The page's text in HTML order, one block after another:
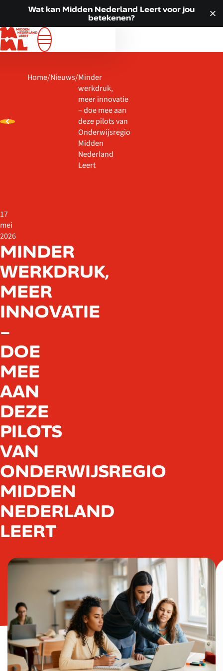
Wat kan Midden Nederland Leert voor jou
betekenen?
Home/Nieuws/Minder
werkdruk,
meer innovatie
– doe mee aan
deze pilots van
Onderwijsregio
Midden
Nederland
Leert
17
mei
2026
MINDER
WERKDRUK,
MEER
INNOVATIE
–
DOE
MEE
AAN
DEZE
PILOTS
VAN
ONDERWIJSREGIO
MIDDEN
NEDERLAND
LEERT
VOOR JOU
ALLE LOCATIES
WAT WE DOEN
ACTUEEL
CONTACT